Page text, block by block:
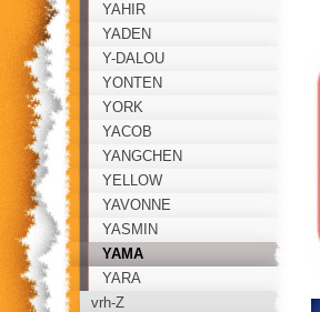
YAHIR
YADEN
Y-DALOU
YONTEN
YORK
YACOB
YANGCHEN
YELLOW
YAVONNE
YASMIN
YAMA
YARA
vrh-Z